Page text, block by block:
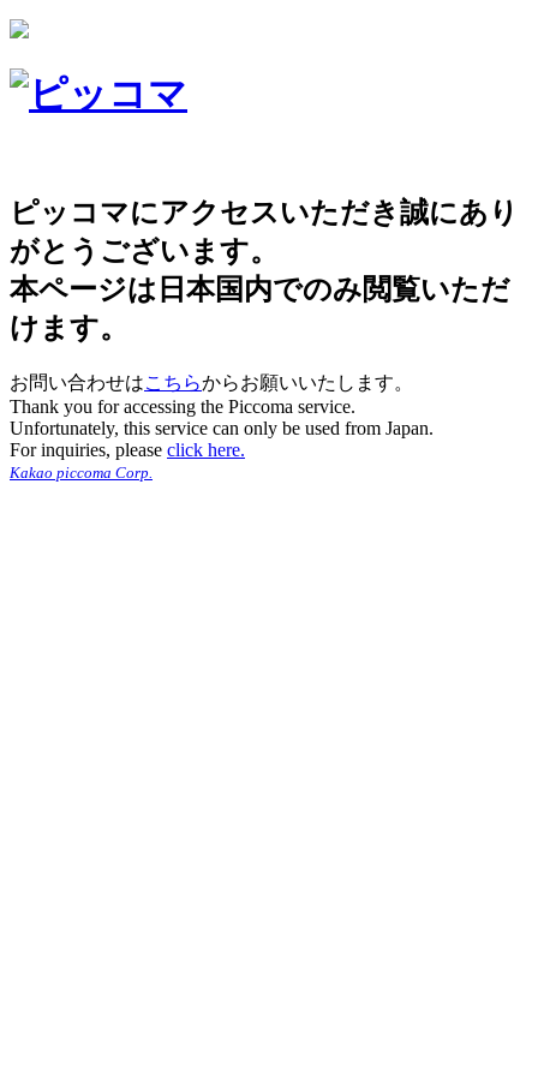
ピッコマにアクセスいただき誠にあり
がとうございます。
本ページは日本国内でのみ閲覧いただ
けます。
お問い合わせはこちらからお願いいたします。
Thank you for accessing the Piccoma service.
Unfortunately, this service can only be used from Japan.
For inquiries, please click here.
Kakao piccoma Corp.